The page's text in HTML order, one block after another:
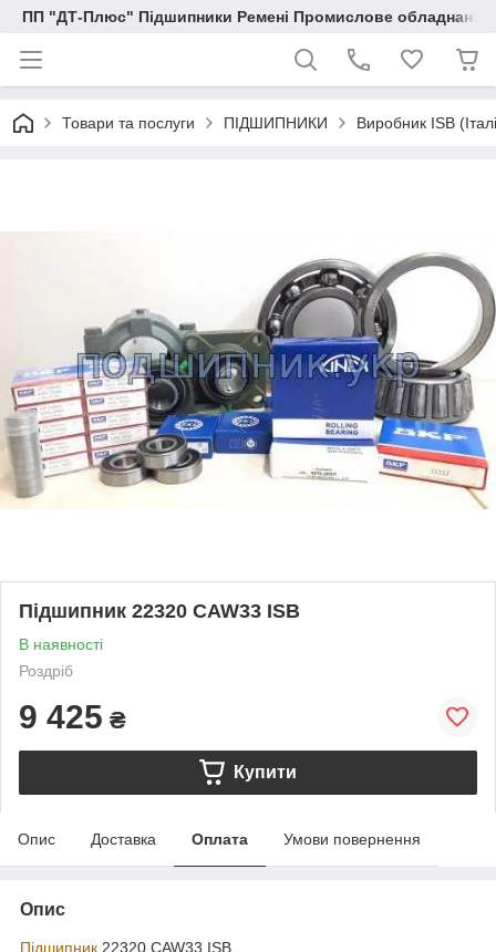
ПП "ДТ-Плюс" Підшипники Ремені Промислове обладнання
Товари та послуги ПІДШИПНИКИ Виробник ISB
Підшипник 22320 CAW33 ISB
В наявності
Роздріб
9 425 ₴
Купити
Опис Доставка Оплата Умови повернення
Опис
Підшипник 22320 CAW33 ISB